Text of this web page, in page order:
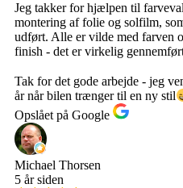
Jeg takker for hjælpen til
montering af folie og solfilm,
udført. Alle er vilde med farven
finish - det er virkelig
Tak for det gode arbejde - jeg
år når bilen trænger til en ny stil
Opslået på Google
Michael Thorsen
5 år siden